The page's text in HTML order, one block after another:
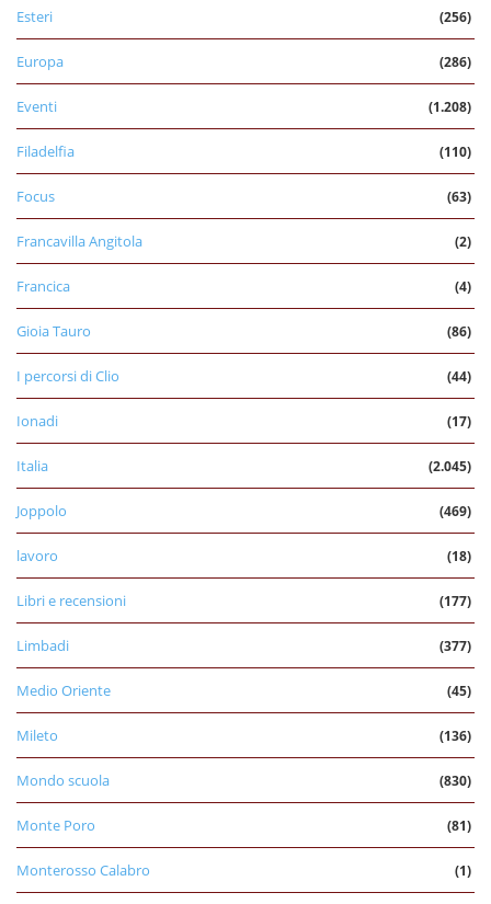
Esteri (256)
Europa (286)
Eventi (1.208)
Filadelfia (110)
Focus (63)
Francavilla Angitola (2)
Francica (4)
Gioia Tauro (86)
I percorsi di Clio (44)
Ionadi (17)
Italia (2.045)
Joppolo (469)
lavoro (18)
Libri e recensioni (177)
Limbadi (377)
Medio Oriente (45)
Mileto (136)
Mondo scuola (830)
Monte Poro (81)
Monterosso Calabro (1)